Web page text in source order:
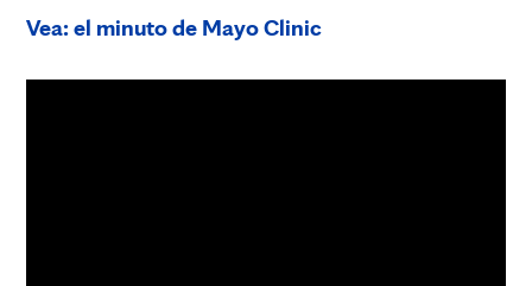
Vea: el minuto de Mayo Clinic